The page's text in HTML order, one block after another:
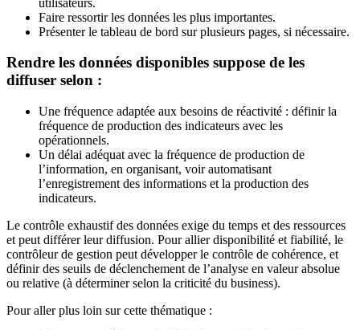
Faire ressortir les données les plus importantes.
Présenter le tableau de bord sur plusieurs pages, si nécessaire.
Rendre les données disponibles suppose de les
diffuser selon :
Une fréquence adaptée aux besoins de réactivité : définir la
fréquence de production des indicateurs avec les
opérationnels.
Un délai adéquat avec la fréquence de production de
l’information, en organisant, voir automatisant
l’enregistrement des informations et la production des
indicateurs.
Le contrôle exhaustif des données exige du temps et des ressources
et peut différer leur diffusion. Pour allier disponibilité et fiabilité, le
contrôleur de gestion peut développer le contrôle de cohérence, et
définir des seuils de déclenchement de l’analyse en valeur absolue
ou relative (à déterminer selon la criticité du business).
Pour aller plus loin sur cette thématique :